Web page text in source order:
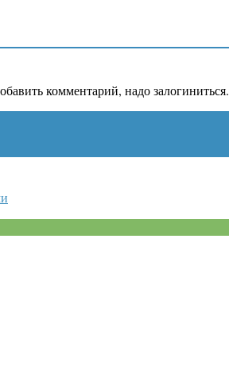
комментарий, надо залогиниться.